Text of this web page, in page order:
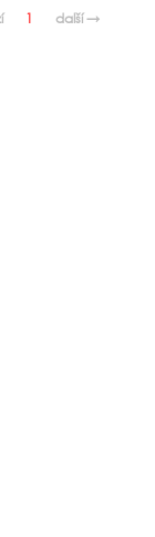
1 další →